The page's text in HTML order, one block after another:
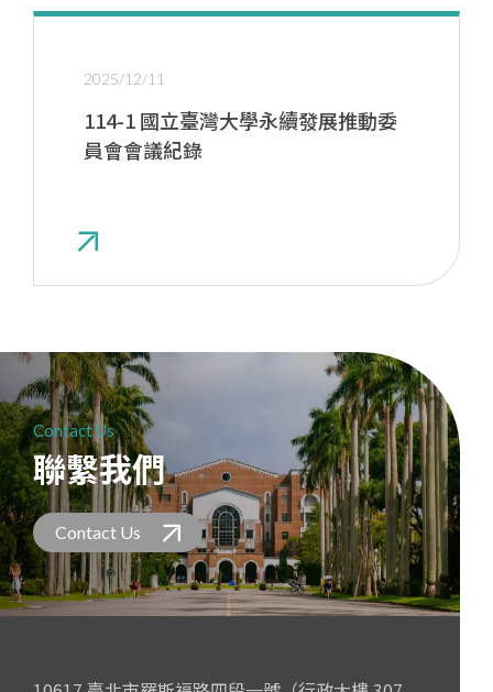
2025/12/11
114-1 國立臺灣大學永續發展推動委
員會會議紀錄
Contact Us
聯繫我們
Contact Us